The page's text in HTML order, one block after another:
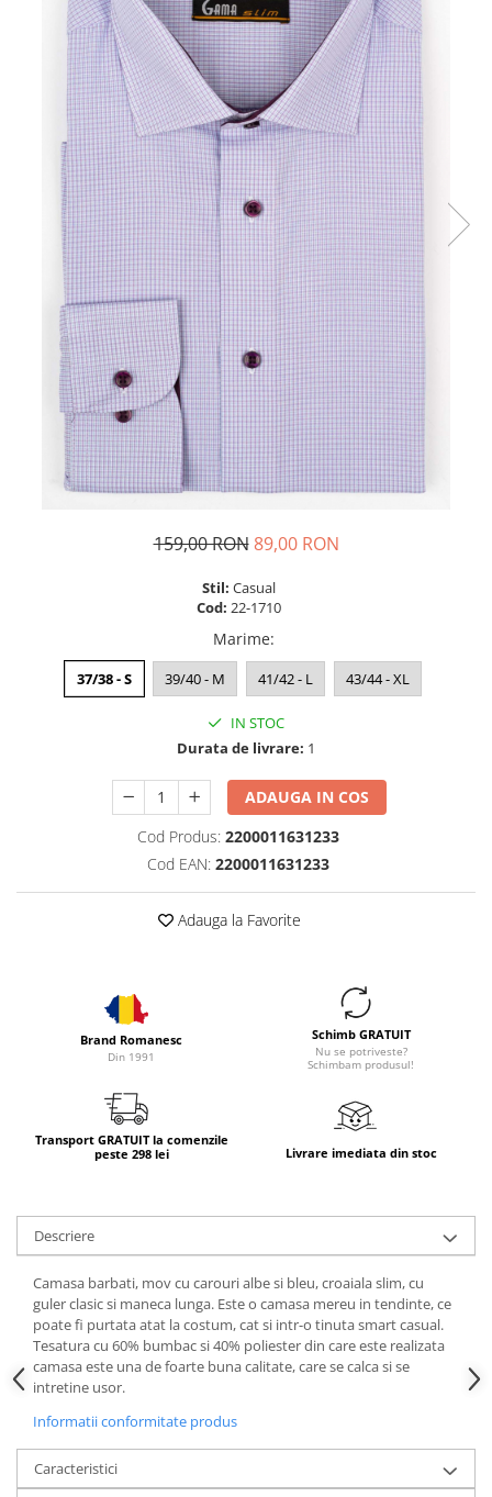
159,00 RON 89,00 RON
Stil: Casual
Cod: 22-1710
Marime:
37/38 - S 39/40 - M 41/42 - L 43/44 - XL
IN STOC
Durata de livrare: 1
ADAUGA IN COS
Cod Produs: 2200011631233
Cod EAN: 2200011631233
Adauga la Favorite
Brand Romanesc
Din 1991
Schimb GRATUIT
Nu se potriveste?
Schimbam produsul!
Transport GRATUIT la comenzile
peste 298 lei
Livrare imediata din stoc
Descriere
Camasa barbati, mov cu carouri albe si bleu, croaiala slim, cu
guler clasic si maneca lunga. Este o camasa mereu in tendinte, ce
poate fi purtata atat la costum, cat si intr-o tinuta smart casual.
Tesatura cu 60% bumbac si 40% poliester din care este realizata
camasa este una de foarte buna calitate, care se calca si se
intretine usor.
Informatii conformitate produs
Caracteristici